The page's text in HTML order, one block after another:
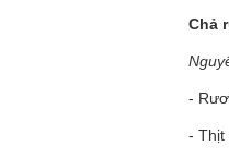
Chả
-
- Thịt